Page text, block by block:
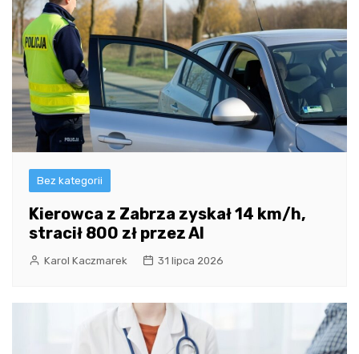
Bez kategorii
Kierowca z Zabrza zyskał 14 km/h,
stracił 800 zł przez AI
Karol Kaczmarek 31 lipca 2026